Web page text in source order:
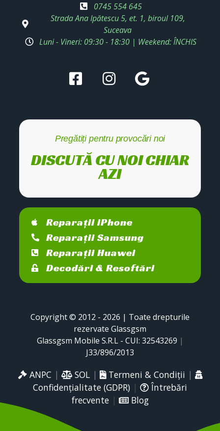
0745 554 645
Strada Ana Ipătescu 5, et. 1, biroul 109,
Suceava
Luni - Vineri: 09:30 - 18:30 | Weekend: ÎNCHIS
Pregătiți pentru provocări noi
DISCUTĂ CU NOI CHIAR
AZI
Reparații iPhone
Reparații Samsung
Reparații Huawei
Decodări & Resoftări
Copyright © 2012 - 2026 | Toate drepturile
rezervate Glassgsm
Glassgsm Mobile S.R.L - CUI: 32543269 |
J33/896/2013
ANPC | SOL| Termeni & Condiții |
Confidențialitate (GDPR) |
Întrebări
frecvente| Blog